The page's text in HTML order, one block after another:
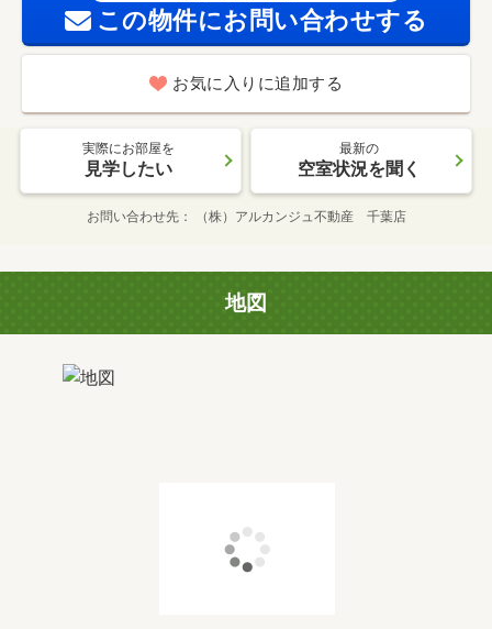
この物件にお問い合わせする
お気に入りに追加する
実際にお部屋を
見学したい
最新の
空室状況を聞く
お問い合わせ先 （株）アルカンジュ不動産 千葉店
地図